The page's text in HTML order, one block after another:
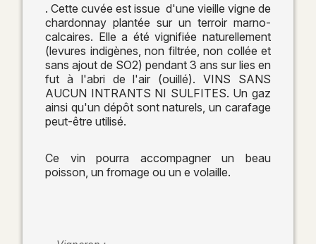
. Cette cuvée est issue d'une vieille vigne de
chardonnay plantée sur un terroir marno-
calcaires. Elle a été vignifiée naturellement
(levures indigènes, non filtrée, non collée et
sans ajout de SO2) pendant 3 ans sur lies en
fut à l'abri de l'air (ouillé). VINS SANS
AUCUN INTRANTS NI SULFITES. Un gaz
ainsi qu'un dépôt sont naturels, un carafage
peut-être utilisé.
Ce vin pourra accompagner un beau
poisson, un fromage ou un e volaille.